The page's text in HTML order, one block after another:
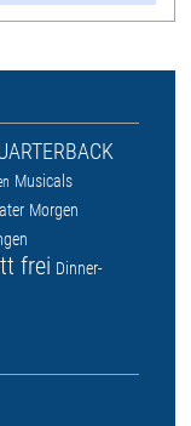
Musicals
Morgen
frei Dinner-